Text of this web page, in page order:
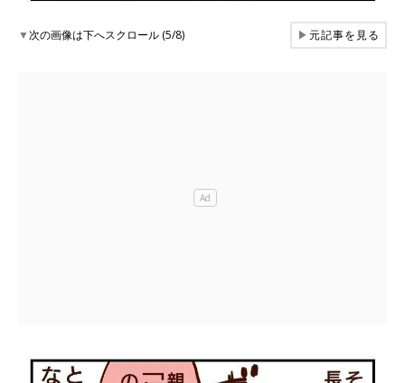
▼次の画像は下へスクロール (5/8) ▶元記事を見る